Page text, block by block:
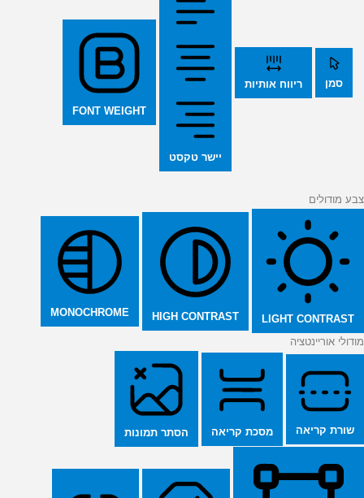
סמן ריווח אותיות
יישר טקסט
FONT WEIGHT
צבע מודולים
LIGHT CONTRAST
HIGH CONTRAST
MONOCHROME
מודולי אוריינטציה
שורת קריאה מסכת קריאה הסתר תמונות